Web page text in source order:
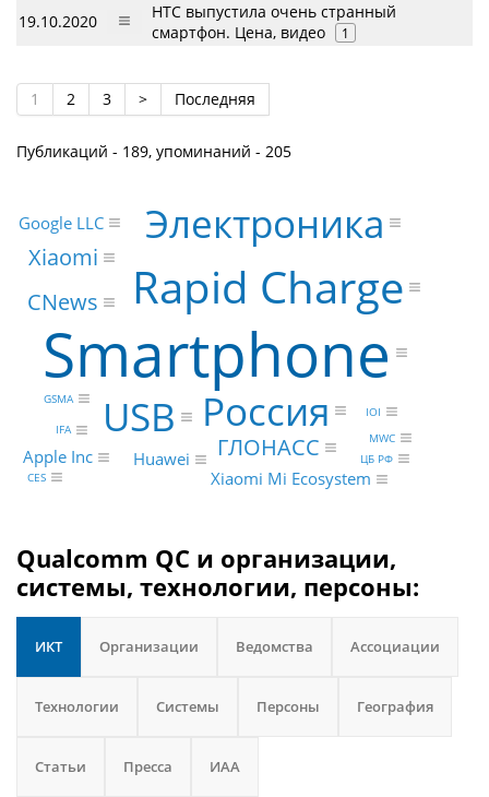
19.10.2020
HTC выпустила очень странный
смартфон. Цена, видео
1
1 2 3 > Последняя
Публикаций - 189, упоминаний - 205
Smartphone
Rapid Charge
USB Россия
Электроника
Xiaomi
ГЛОНАСС
CNews
Apple Inc
Huawei
Xiaomi Mi Ecosystem
Google LLC
ЦБ РФ
GSMA
MWC
IFA
IOI
CES
Qualcomm QC и организации,
системы, технологии, персоны:
ИКТ Организации Ведомства Ассоциации
Технологии Системы Персоны География
Статьи Пресса ИАА